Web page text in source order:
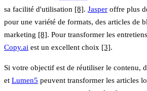
sa facilité d'utilisation [8]. Jasper offre plus
pour une variété de formats, des articles de
marketing [8]. Pour transformer les
Copy.ai est un excellent choix [3].
Si votre objectif est de réutiliser le contenu,
et Lumen5 peuvent transformer les articles